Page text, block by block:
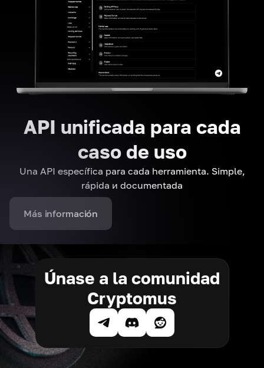
API unificada para cada
caso de uso
Una API específica para cada herramienta. Simple,
rápida и documentada
Más información
Únase a la comunidad
Cryptomus